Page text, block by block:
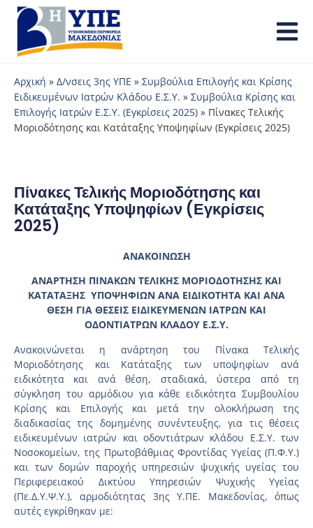
Αρχική » Δ/νσεις 3ης ΥΠΕ » Συμβούλια Επιλογής και Κρίσης
Ειδικευμένων Ιατρών Κλάδου Ε.Σ.Υ. » Συμβούλια Κρίσης και
Επιλογής Ιατρών Ε.Σ.Υ. (Εγκρίσεις 2025) » Πίνακες Τελικής
Μοριοδότησης και Κατάταξης Υποψηφίων (Εγκρίσεις 2025)
Πίνακες Τελικής Μοριοδότησης και
Κατάταξης Υποψηφίων (Εγκρίσεις
2025)
ΑΝΑΚΟΙΝΩΣΗ
ΑΝΑΡΤΗΣΗ ΠΙΝΑΚΩΝ ΤΕΛΙΚΗΣ ΜΟΡΙΟΔΟΤΗΣΗΣ ΚΑΙ
ΚΑΤΑΤΑΞΗΣ ΥΠΟΨΗΦΙΩΝ ΑΝΑ ΕΙΔΙΚΟΤΗΤΑ ΚΑΙ ΑΝΑ
ΘΕΣΗ ΓΙΑ ΘΕΣΕΙΣ ΕΙΔΙΚΕΥΜΕΝΩΝ ΙΑΤΡΩΝ ΚΑΙ
ΟΔΟΝΤΙΑΤΡΩΝ ΚΛΑΔΟΥ Ε.Σ.Υ.
Ανακοινώνεται η ανάρτηση του Πίνακα Τελικής
Μοριοδότησης και Κατάταξης των υποψηφίων ανά
ειδικότητα και ανά θέση, σταδιακά, ύστερα από τη
σύγκληση του αρμόδιου για κάθε ειδικότητα Συμβουλίου
Κρίσης και Επιλογής και μετά την ολοκλήρωση της
διαδικασίας της δομημένης συνέντευξης, για τις θέσεις
ειδικευμένων ιατρών και οδοντιάτρων κλάδου Ε.Σ.Υ. των
Νοσοκομείων, της Πρωτοβάθμιας Φροντίδας Υγείας (Π.Φ.Υ.)
και των δομών παροχής υπηρεσιών ψυχικής υγείας του
Περιφερειακού Δικτύου Υπηρεσιών Ψυχικής Υγείας
(Πε.Δ.Υ.Ψ.Υ.), αρμοδιότητας 3ης Υ.ΠΕ. Μακεδονίας, όπως
αυτές εγκρίθηκαν με: